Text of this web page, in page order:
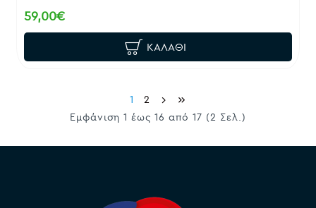
59,00€
ΚΑΛΆΘΙ
1
2
Εμφάνιση 1 έως 16 από 17 (2 Σελ.)